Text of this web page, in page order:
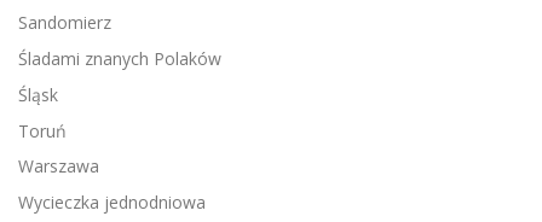
Sandomierz
Śladami znanych Polaków
Śląsk
Toruń
Warszawa
Wycieczka jednodniowa